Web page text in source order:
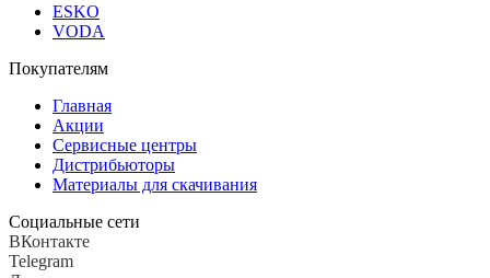
ESKO
VODA
Покупателям
Главная
Акции
Сервисные центры
Дистрибьюторы
Материалы для скачивания
Социальные сети
ВКонтакте
Telegram